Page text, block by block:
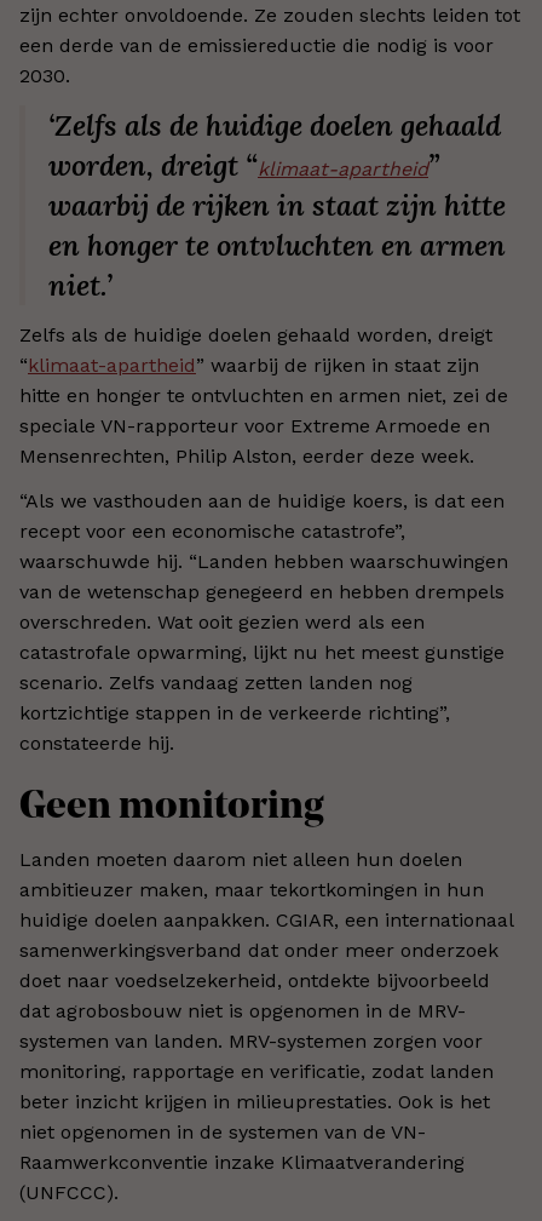
zijn echter onvoldoende. Ze zouden slechts leiden tot
een derde van de emissiereductie die nodig is voor
2030.
‘Zelfs als de huidige doelen gehaald
worden, dreigt “klimaat-apartheid”
waarbij de rijken in staat zijn hitte
en honger te ontvluchten en armen
niet.’
Zelfs als de huidige doelen gehaald worden, dreigt
“klimaat-apartheid” waarbij de rijken in staat zijn
hitte en honger te ontvluchten en armen niet, zei de
speciale VN-rapporteur voor Extreme Armoede en
Mensenrechten, Philip Alston, eerder deze week.
“Als we vasthouden aan de huidige koers, is dat een
recept voor een economische catastrofe”,
waarschuwde hij. “Landen hebben waarschuwingen
van de wetenschap genegeerd en hebben drempels
overschreden. Wat ooit gezien werd als een
catastrofale opwarming, lijkt nu het meest gunstige
scenario. Zelfs vandaag zetten landen nog
kortzichtige stappen in de verkeerde richting”,
constateerde hij.
Geen monitoring
Landen moeten daarom niet alleen hun doelen
ambitieuzer maken, maar tekortkomingen in hun
huidige doelen aanpakken. CGIAR, een internationaal
samenwerkingsverband dat onder meer onderzoek
doet naar voedselzekerheid, ontdekte bijvoorbeeld
dat agrobosbouw niet is opgenomen in de MRV-
systemen van landen. MRV-systemen zorgen voor
monitoring, rapportage en verificatie, zodat landen
beter inzicht krijgen in milieuprestaties. Ook is het
niet opgenomen in de systemen van de VN-
Raamwerkconventie inzake Klimaatverandering
(UNFCCC).